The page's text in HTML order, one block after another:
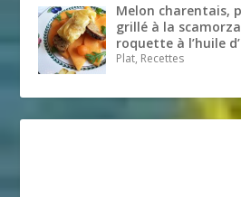
Melon charentais,
grillé à la
roquette à l’huile
Plat, Recettes